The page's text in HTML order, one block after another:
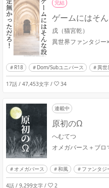
完結
ゲームにはそ
戌（猫宮乾）
異世界ファンタジ
R18 Dom/Subユニバース 異世
17話 / 47,453文字 / 34
連載中
原初のΩ
へむてつ
オメガバース＋ブ
オメガバース 和風 ファンタジ
4話 / 9,299文字 / 2